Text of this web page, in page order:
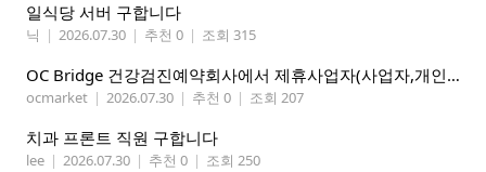
일식당 서버 구합니다
닉 | 2026.07.30 | 추천 0 | 조회 315
OC Bridge 건강검진예약회사에서 제휴사업자(사업자,개인)모집 (재택근무)
ocmarket | 2026.07.30 | 추천 0 | 조회 207
치과 프론트 직원 구합니다
lee | 2026.07.30 | 추천 0 | 조회 250